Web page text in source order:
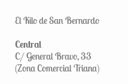
El Kilo de San Bernardo
Central
C/ General Bravo, 33
(Zona Comercial Triana)